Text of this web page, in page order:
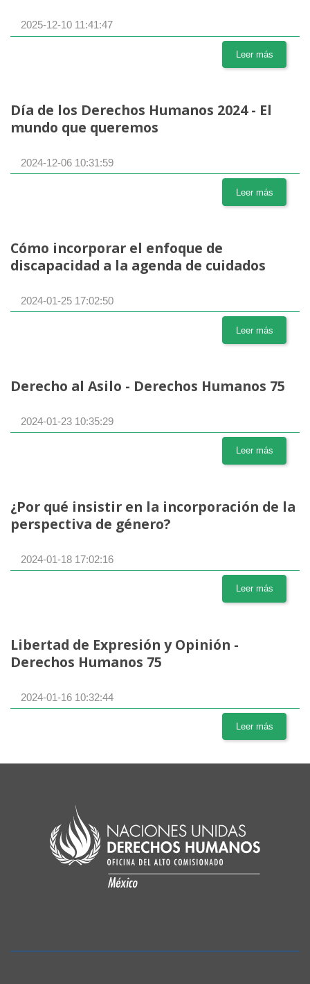
2025-12-10 11:41:47
Leer más
Día de los Derechos Humanos 2024 - El
mundo que queremos
2024-12-06 10:31:59
Leer más
Cómo incorporar el enfoque de
discapacidad a la agenda de cuidados
2024-01-25 17:02:50
Leer más
Derecho al Asilo - Derechos Humanos 75
2024-01-23 10:35:29
Leer más
¿Por qué insistir en la incorporación de la
perspectiva de género?
2024-01-18 17:02:16
Leer más
Libertad de Expresión y Opinión -
Derechos Humanos 75
2024-01-16 10:32:44
Leer más